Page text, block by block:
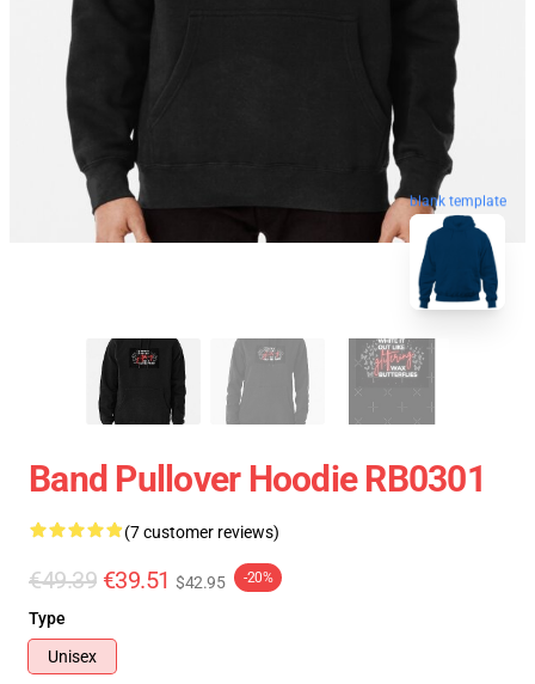
blank template
Band Pullover Hoodie RB0301
(7 customer reviews)
€49.39 €39.51 $42.95 -20%
Type
Unisex